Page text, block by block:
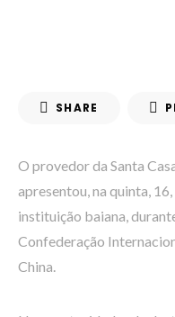
SHARE
O provedor da Santa
apresentou, na quinta,
instituição baiana,
Confederação
China.